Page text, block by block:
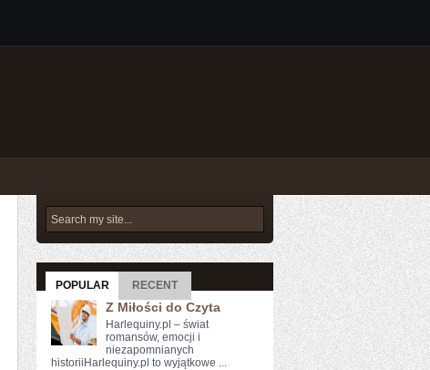
POPULAR RECENT
Z Miłości do Czyta
Harlequiny.pl – świat
romansów, emocji i
niezapomnianych
historiiHarlequiny.pl to wyjątkowe ...